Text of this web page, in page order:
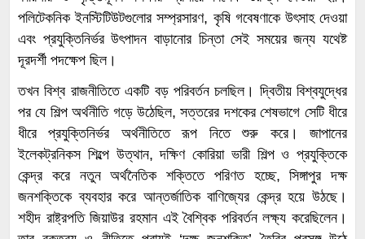
পলিটেকনিক ইনস্টিটিউটগুলোর সম্প্রসারণ, কৃষি গবেষণাকে উৎসাহ দেওয়া
এবং প্রযুক্তিনির্ভর উৎপাদন বাড়ানোর চিন্তা সেই সময়ের জন্য যথেষ্ট
দূরদর্শী পদক্ষেপ ছিল।
তখন বিশ্ব রাজনীতিতে একটি বড় পরিবর্তন চলছিল। দ্বিতীয় বিশ্বযুদ্ধের
পর যে শিল্প অর্থনীতি গড়ে উঠেছিল, সত্তরের দশকের শেষভাগে সেটি ধীরে
ধীরে প্রযুক্তিনির্ভর অর্থনীতিতে রূপ নিতে শুরু করে। জাপানের
ইলেকট্রনিকস শিল্পে উত্থান, দক্ষিণ কোরিয়া ভারী শিল্প ও প্রযুক্তিকে
কেন্দ্র করে নতুন অর্থনৈতিক শক্তিতে পরিণত হচ্ছে, সিঙ্গাপুর দক্ষ
জনশক্তিকে ব্যবহার করে আন্তর্জাতিক বাণিজ্যের কেন্দ্র হয়ে উঠছে।
শহীদ রাষ্ট্রপতি জিয়াউর রহমান এই বৈশ্বিক পরিবর্তন লক্ষ্য করেছিলেন।